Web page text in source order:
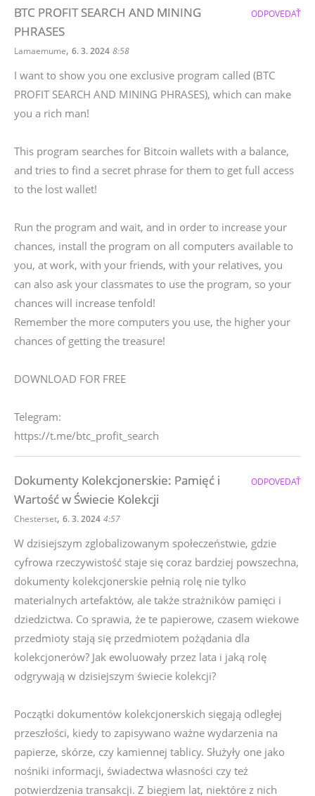
BTC PROFIT SEARCH AND MINING
PHRASES
Lamaemume, 6. 3. 2024 8:58
I want to show you one exclusive program called (BTC
PROFIT SEARCH AND MINING PHRASES), which can make
you a rich man!
This program searches for Bitcoin wallets with a balance,
and tries to find a secret phrase for them to get full access
to the lost wallet!
Run the program and wait, and in order to increase your
chances, install the program on all computers available to
you, at work, with your friends, with your relatives, you
can also ask your classmates to use the program, so your
chances will increase tenfold!
Remember the more computers you use, the higher your
chances of getting the treasure!
DOWNLOAD FOR FREE
Telegram:
https://t.me/btc_profit_search
ODPOVEDAŤ
Dokumenty Kolekcjonerskie: Pamięć i
Wartość w Świecie Kolekcji
Chesterset, 6. 3. 2024 4:57
W dzisiejszym zglobalizowanym społeczeństwie, gdzie
cyfrowa rzeczywistość staje się coraz bardziej powszechna,
dokumenty kolekcjonerskie pełnią rolę nie tylko
materialnych artefaktów, ale także strażników pamięci i
dziedzictwa. Co sprawia, że te papierowe, czasem wiekowe
przedmioty stają się przedmiotem pożądania dla
kolekcjonerów? Jak ewoluowały przez lata i jaką rolę
odgrywają w dzisiejszym świecie kolekcji?
Początki dokumentów kolekcjonerskich sięgają odległej
przeszłości, kiedy to zapisywano ważne wydarzenia na
papierze, skórze, czy kamiennej tablicy. Służyły one jako
nośniki informacji, świadectwa własności czy też
potwierdzenia transakcji. Z biegiem lat, niektóre z nich
ODPOVEDAŤ